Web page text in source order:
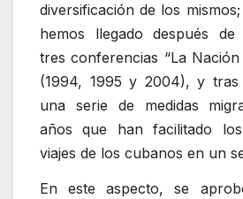
diversificación de los
hemos llegado después de
tres conferencias “La
(1994, 1995 y 2004), y tras
una serie de medidas
años que han facilitado
viajes de los cubanos en un
En este aspecto, se